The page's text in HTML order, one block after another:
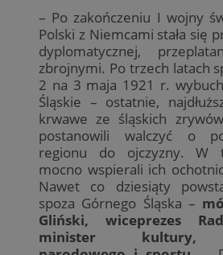
– Po zakończeniu I wojny
Polski z Niemcami stała się
dyplomatycznej,
zbrojnymi. Po trzech latach
2 na 3 maja 1921 r.
Śląskie – ostatnie,
krwawe ze śląskich
postanowili walczyć o
regionu do ojczyzny. W
mocno wspierali ich
Nawet co dziesiąty
spoza Górnego Śląska –
Gliński, wiceprezes
minister kultury,